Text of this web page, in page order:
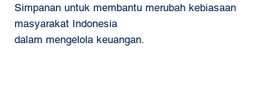
Simpanan untuk membantu merubah kebiasaan
masyarakat Indonesia
dalam mengelola keuangan.